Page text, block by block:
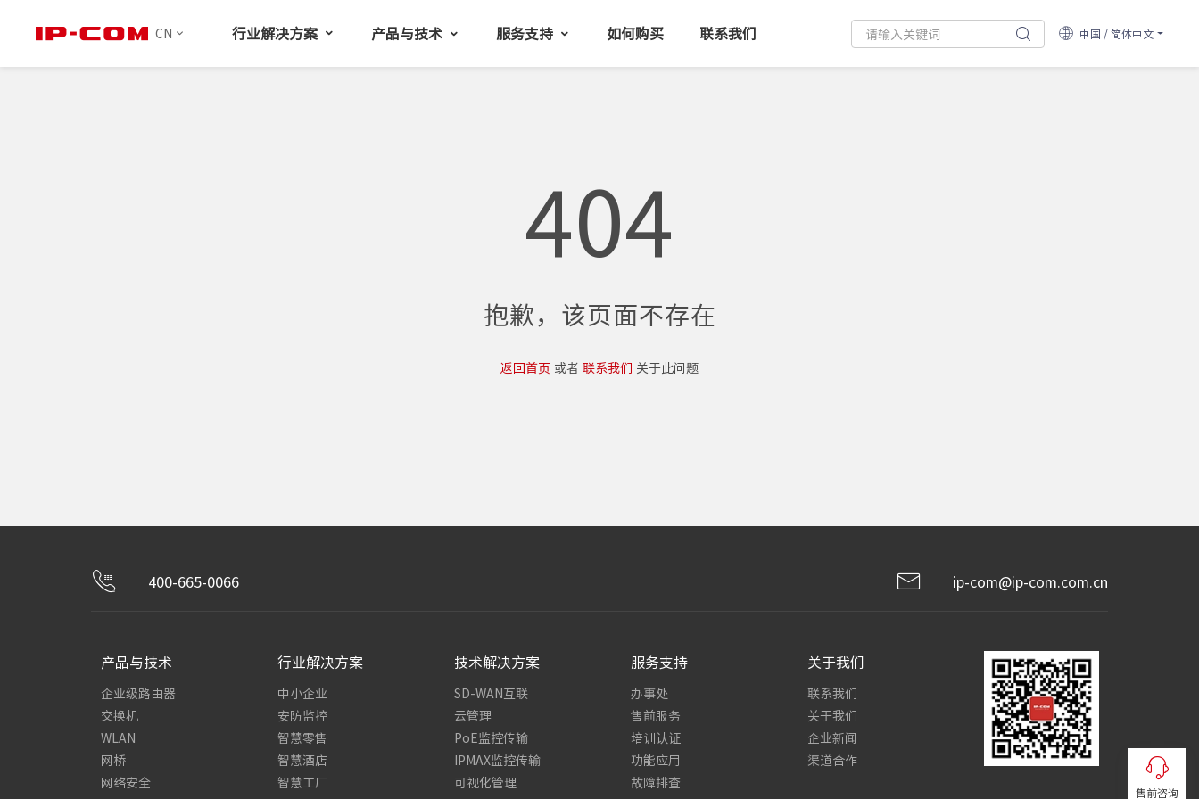
CN 行业解决方案 产品与技术 服务支持 如何购买 联系我们 中国 / 简体中文
404
抱歉，该页面不存在
返回首页 或者 联系我们 关于此问题
400-665-0066 ip-com@ip-com.com.cn
产品与技术
企业级路由器
交换机
WLAN
网桥
网络安全
行业解决方案
中小企业
安防监控
智慧零售
智慧酒店
智慧工厂
技术解决方案
SD-WAN互联
云管理
PoE监控传输
IPMAX监控传输
可视化管理
服务支持
办事处
售前服务
培训认证
功能应用
故障排查
关于我们
联系我们
关于我们
企业新闻
渠道合作
售前咨询